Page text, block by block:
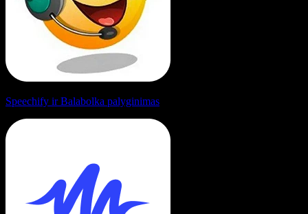
Speechify ir Balabolka palyginimas